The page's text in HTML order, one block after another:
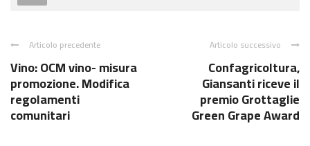
Articolo precedente
Vino: OCM vino- misura
promozione. Modifica
regolamenti
comunitari
Articolo successivo
Confagricoltura,
Giansanti riceve il
premio Grottaglie
Green Grape Award